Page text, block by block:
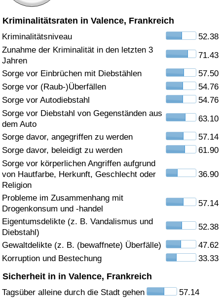
Kriminalitätsraten in Valence, Frankreich
Kriminalitätsniveau
52.38
Zunahme der Kriminalität in den letzten 3
Jahren
71.43
Sorge vor Einbrüchen mit Diebstählen
57.50
Sorge vor (Raub-)Überfällen
54.76
Sorge vor Autodiebstahl
54.76
Sorge vor Diebstahl von Gegenständen aus
dem Auto
63.10
Sorge davor, angegriffen zu werden
57.14
Sorge davor, beleidigt zu werden
61.90
Sorge vor körperlichen Angriffen aufgrund
von Hautfarbe, Herkunft, Geschlecht oder
Religion
36.90
Probleme im Zusammenhang mit
Drogenkonsum und -handel
57.14
Eigentumsdelikte (z. B. Vandalismus und
Diebstahl)
52.38
Gewaltdelikte (z. B. (bewaffnete) Überfälle)
47.62
Korruption und Bestechung
33.33
Sicherheit in in Valence, Frankreich
Tagsüber alleine durch die Stadt gehen 57.14
Kriminalitäts-Index (aktuell)
Kriminalitäts-Index
Kriminalitätsindex nach Land
Gesundheitsversorgung
Gesundheitsversorgungs-Index (aktuell)
Gesundheitsversorgungs-Index
Gesundheitsversorgungs-Index nach Land
Umweltverschmutzung
Umweltverschmutzungs-Index (aktuell)
Verschmutzungsindex
Umweltverschmutzungs-Index nach Land
Verkehr